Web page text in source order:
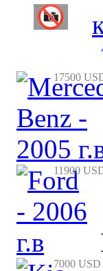
17500
11900
7000 USD